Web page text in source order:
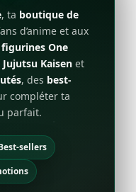
, ta boutique de
d’anime et aux
figurines One
Jujutsu Kaisen et
, des best-
compléter ta
parfait.
sellers